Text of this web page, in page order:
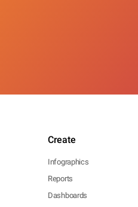
Create
Infographics
Reports
Dashboards